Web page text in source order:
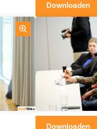
Downloaden
Downloaden